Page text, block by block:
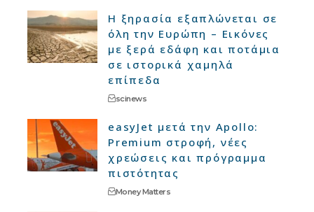
Η ξηρασία εξαπλώνεται σε
όλη την Ευρώπη – Εικόνες
με ξερά εδάφη και ποτάμια
σε ιστορικά χαμηλά
επίπεδα
scinews
easyJet μετά την Apollo:
Premium στροφή, νέες
χρεώσεις και πρόγραμμα
πιστότητας
Money Matters